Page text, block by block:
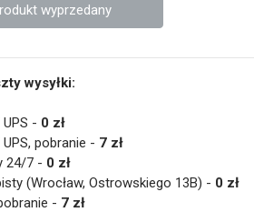
wyprzedany
wysyłki:
- 0 zł
pobranie - 7 zł
24/7 - 0 zł
(Wrocław, Ostrowskiego 13B) - 0 zł
- 7 zł